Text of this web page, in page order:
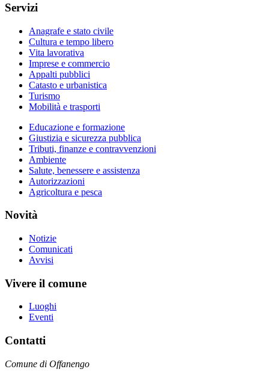
Servizi
Anagrafe e stato civile
Cultura e tempo libero
Vita lavorativa
Imprese e commercio
Appalti pubblici
Catasto e urbanistica
Turismo
Mobilità e trasporti
Educazione e formazione
Giustizia e sicurezza pubblica
Tributi, finanze e contravvenzioni
Ambiente
Salute, benessere e assistenza
Autorizzazioni
Agricoltura e pesca
Novità
Notizie
Comunicati
Avvisi
Vivere il comune
Luoghi
Eventi
Contatti
Comune di Offanengo